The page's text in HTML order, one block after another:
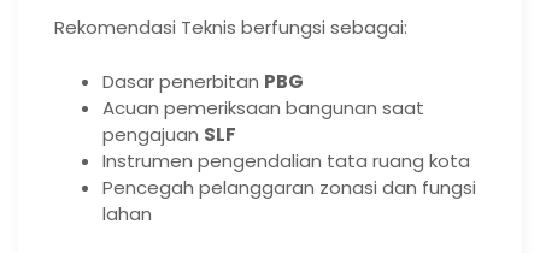
Rekomendasi Teknis berfungsi sebagai:
Dasar penerbitan PBG
Acuan pemeriksaan bangunan saat
pengajuan SLF
Instrumen pengendalian tata ruang kota
Pencegah pelanggaran zonasi dan fungsi
lahan